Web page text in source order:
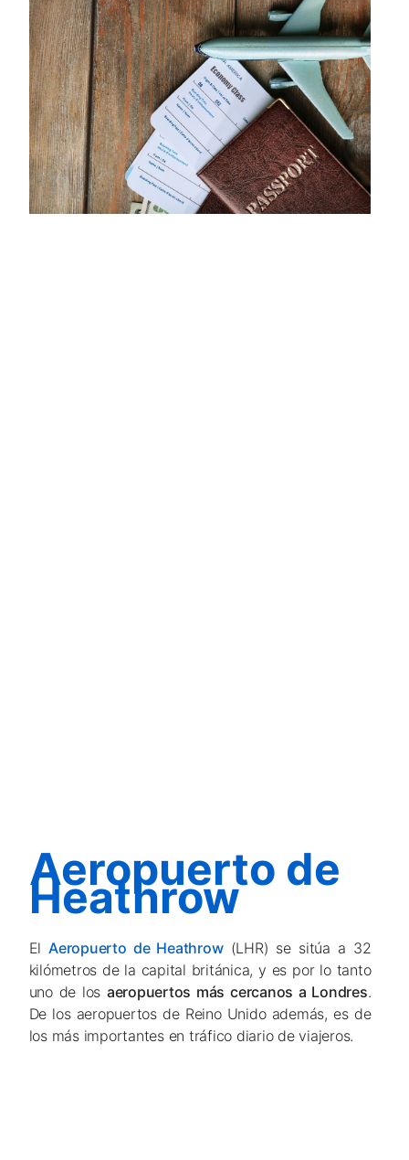
Aeropuerto de
Heathrow
El Aeropuerto de Heathrow(LHR) se sitúa a 32
kilómetros de la capital británica, y es por lo tanto
uno de los aeropuertos más cercanos a Londres.
De los aeropuertos de Reino Unido además, es de
los más importantes en tráfico diario de viajeros.